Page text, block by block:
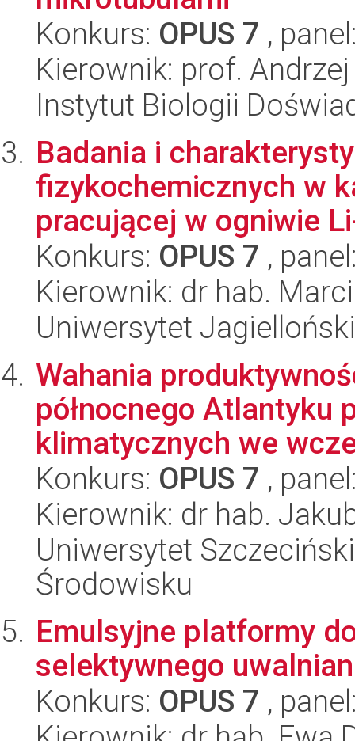
Konkurs: OPUS 7 ,
Kierownik: prof.
Instytut Biologii
Badania i
fizykochemicznych w
pracującej w ogniwie
Konkurs: OPUS 7 ,
Kierownik: dr hab.
Uniwersytet
Wahania
północnego Atlantyku
klimatycznych we
Konkurs: OPUS 7 ,
Kierownik: dr hab.
Uniwersytet
Środowisku
Emulsyjne platformy
selektywnego
Konkurs: OPUS 7 ,